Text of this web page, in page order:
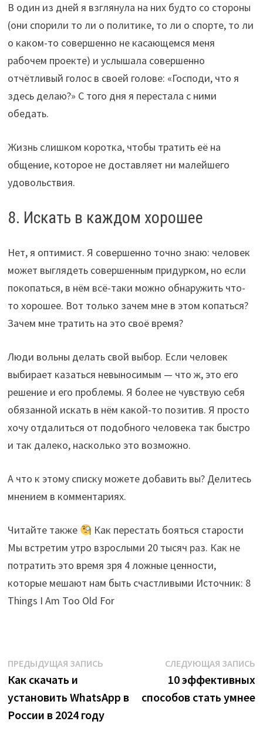
В один из дней я взглянула на них будто со стороны
(они спорили то ли о политике, то ли о спорте, то ли
о каком-то совершенно не касающемся меня
рабочем проекте) и услышала совершенно
отчётливый голос в своей голове: «Господи, что я
здесь делаю?» С того дня я перестала с ними
обедать.
Жизнь слишком коротка, чтобы тратить её на
общение, которое не доставляет ни малейшего
удовольствия.
8. Искать в каждом хорошее
Нет, я оптимист. Я совершенно точно знаю: человек
может выглядеть совершенным придурком, но если
покопаться, в нём всё-таки можно обнаружить что-
то хорошее. Вот только зачем мне в этом копаться?
Зачем мне тратить на это своё время?
Люди вольны делать свой выбор. Если человек
выбирает казаться невыносимым — что ж, это его
решение и его проблемы. Я более не чувствую себя
обязанной искать в нём какой-то позитив. Я просто
хочу отдалиться от подобного человека так быстро
и так далеко, насколько это возможно.
А что к этому списку можете добавить вы? Делитесь
мнением в комментариях.
Читайте также
Как перестать бояться старости
Мы встретим утро взрослыми 20 тысяч раз. Как не
потратить это время зря 4 ложные ценности,
которые мешают нам быть счастливыми Источник: 8
Things I Am Too Old For
Навигация
по
записям
ПРЕДЫДУЩАЯ ЗАПИСЬПредыдущая
Как скачать и
установить WhatsApp в
России в 2024 году
СЛЕДУЮЩАЯ ЗАПИСЬ
10 эффективных
способов стать умнее